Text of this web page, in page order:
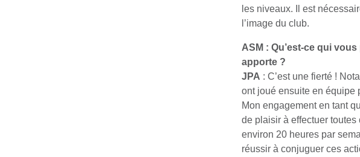
les niveaux. Il est
l’image du club.
ASM : Qu’est-ce qui
apporte ?
JPA : C’est une fierté !
ont joué ensuite en équipe
Mon engagement en tant
de plaisir à effectuer
environ 20 heures par
réussir à conjuguer ces